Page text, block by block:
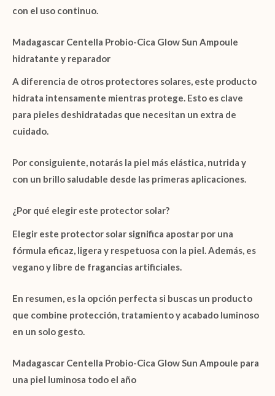
con el uso continuo.
Madagascar Centella Probio-Cica Glow Sun Ampoule
hidratante y reparador
A diferencia de otros protectores solares, este producto
hidrata intensamente mientras protege. Esto es clave
para pieles deshidratadas que necesitan un extra de
cuidado.
Por consiguiente, notarás la piel más elástica, nutrida y
con un brillo saludable desde las primeras aplicaciones.
¿Por qué elegir este protector solar?
Elegir este protector solar significa apostar por una
fórmula eficaz, ligera y respetuosa con la piel. Además, es
vegano y libre de fragancias artificiales.
En resumen, es la opción perfecta si buscas un producto
que combine protección, tratamiento y acabado luminoso
en un solo gesto.
Madagascar Centella Probio-Cica Glow Sun Ampoule para
una piel luminosa todo el año